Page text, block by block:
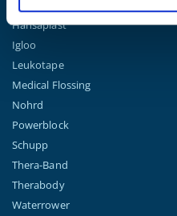
Gymna
Hansaplast
Igloo
Leukotape
Medical Flossing
Nohrd
Powerblock
Schupp
Thera-Band
Therabody
Waterrower